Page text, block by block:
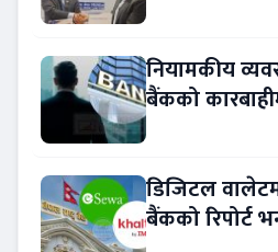
नियामकीय
बैंकको
डिजिटल
बैंकको रिपोर्ट